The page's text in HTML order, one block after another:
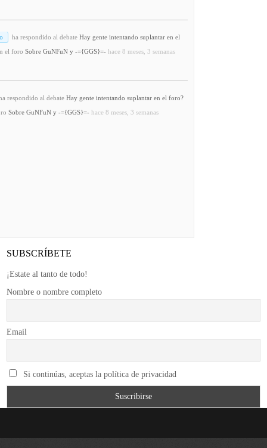
ha respondido al debate Hay gente intentando suplantar en el
el foro Sobre GuNFuN y -={GGS}=- hace 8 meses, 3 semanas
respondido al debate Hay gente intentando suplantar en el foro?
Sobre GuNFuN y -={GGS}=- hace 8 meses, 3 semanas
SUBSCRÍBETE
¡Estate al tanto de todo!
Nombre o nombre completo
Email
Si continúas, aceptas la política de privacidad